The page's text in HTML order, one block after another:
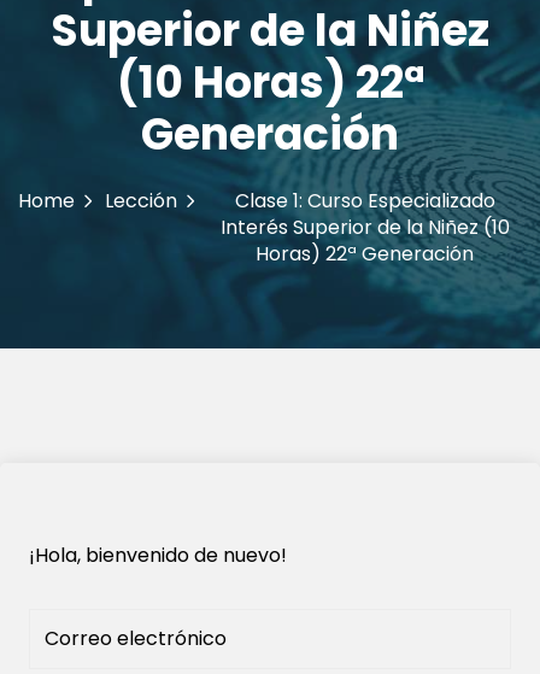
Superior de la Niñez
(10 Horas) 22ª
Generación
Home Lección
Clase 1: Curso Especializado
Interés Superior de la Niñez (10
Horas) 22ª Generación
¡Hola, bienvenido de nuevo!